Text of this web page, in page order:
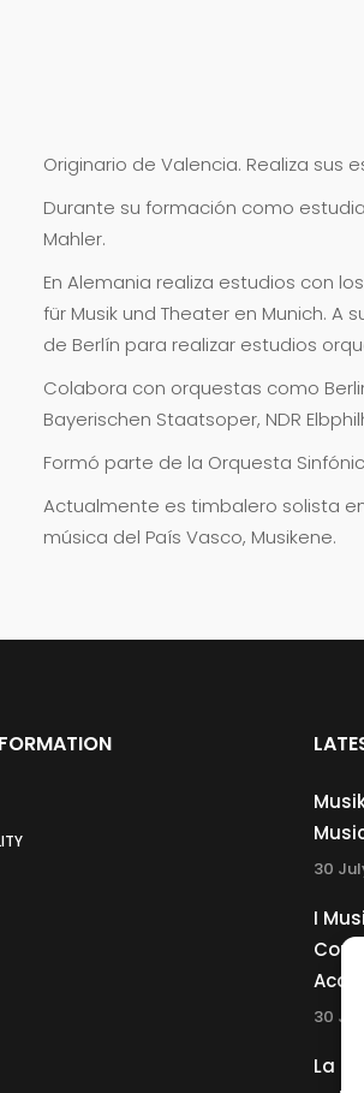
Originario de Valencia. Realiza sus
Durante su formación como
Mahler.
En Alemania realiza estudios con
für Musik und Theater en Munich.
de Berlín para realizar estudios
Colabora con orquestas como
Bayerischen Staatsoper, NDR
Formó parte de la Orquesta
Actualmente es timbalero solista
música del País Vasco, Musikene.
30
I
30
La